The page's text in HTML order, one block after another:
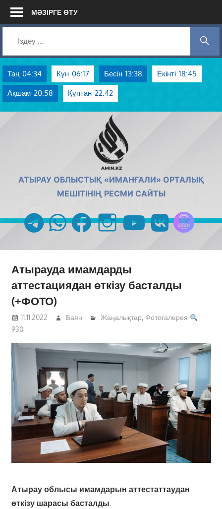
Skip
МӘЗІРГЕ ӨТУ
Таң 04:34 Күн 06:17 Бесін 13:38 Екінті 18:45
Ақшам 20:58 Құптан 22:42
АТЫРАУ ОБЛЫСТЫҚ «ИМАНҒАЛИ» ОРТАЛЫҚ
МЕШІТІНІҢ РЕСМИ САЙТЫ
telegramwhatsappfacebookinstagramyoutubevk
Атырауда имамдарды
аттестациядан өткізу басталды
(+ФОТО)
11.11.2022 Баян Жаңалықтар, Фотогалерея
930
Атырау облысы имамдарын аттестаттаудан
өткізу шарасы басталды.